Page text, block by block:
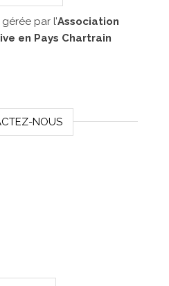
par l’Association
en Pays Chartrain
NOUS